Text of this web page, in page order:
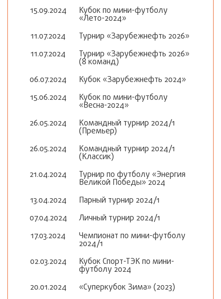
15.09.2024
Кубок по мини-футболу
«Лето-2024»
11.07.2024
Турнир «Зарубежнефть 2026»
11.07.2024
Турнир «Зарубежнефть 2026»
(8 команд)
06.07.2024
Кубок «Зарубежнефть 2024»
15.06.2024
Кубок по мини-футболу
«Весна-2024»
26.05.2024
Командный турнир 2024/1
(Премьер)
26.05.2024
Командный турнир 2024/1
(Классик)
21.04.2024
Турнир по футболу «Энергия
Великой Победы» 2024
13.04.2024
Парный турнир 2024/1
07.04.2024
Личный турнир 2024/1
17.03.2024
Чемпионат по мини-футболу
2024/1
02.03.2024
Кубок Спорт-ТЭК по мини-
футболу 2024
20.01.2024
«Суперкубок Зима» (2023)